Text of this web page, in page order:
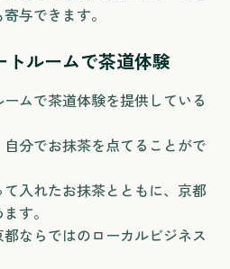
与できます。
ルームで茶道体験
ムで茶道体験を提供している
分でお抹茶を点てることがで
入れたお抹茶とともに、京都
す。
ならではのローカルビジネス